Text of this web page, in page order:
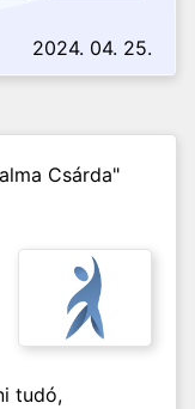
2024. 04. 25.
Csárda"
tudó,